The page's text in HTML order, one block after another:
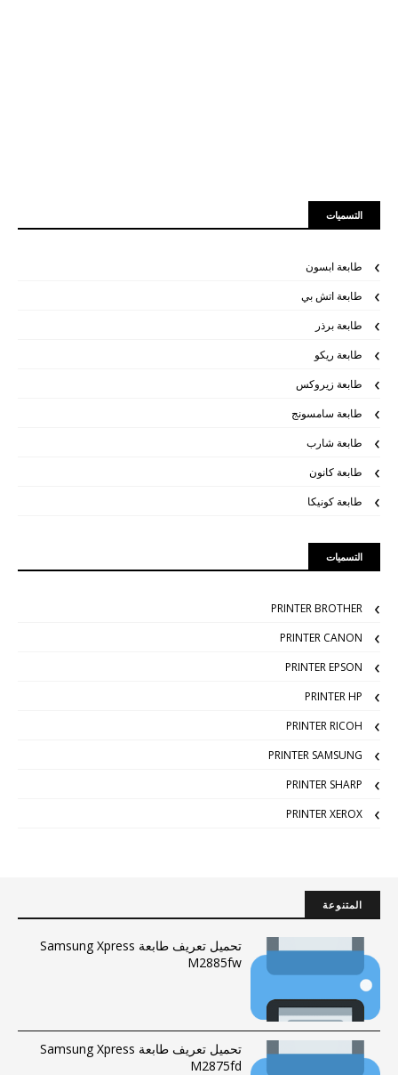
التسميات
طابعة ابسون
طابعة اتش بي
طابعة برذر
طابعة ريكو
طابعة زيروكس
طابعة سامسونج
طابعة شارب
طابعة كانون
طابعة كونيكا
التسميات
PRINTER BROTHER
PRINTER CANON
PRINTER EPSON
PRINTER HP
PRINTER RICOH
PRINTER SAMSUNG
PRINTER SHARP
PRINTER XEROX
المتنوعة
تحميل تعريف طابعة Samsung Xpress
M2885fw
تحميل تعريف طابعة Samsung Xpress
M2875fd